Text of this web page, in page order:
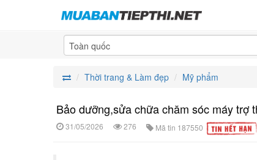
Toàn quốc
Thời trang & Làm đẹp Mỹ phẩm
Bảo dưỡng,sửa chữa chăm sóc máy trợ
31/05/2026 276 Mã tin 187550